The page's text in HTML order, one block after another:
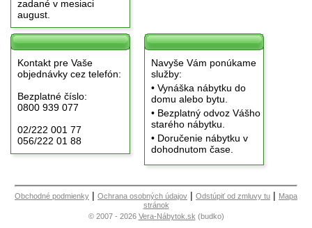
zadané v mesiaci
august.
Kontakt pre Vaše
objednávky cez telefón:
Bezplatné číslo:
0800 939 077
02/222 001 77
056/222 01 88
Navyše Vám ponúkame
služby:
• Vynáška nábytku do
domu alebo bytu.
• Bezplatný odvoz Vášho
starého nábytku.
• Doručenie nábytku v
dohodnutom čase.
Obchodné podmienky | Ochrana osobných údajov | Odstúpiť od zmluvy tu | Mapa
stránok
© 2007 - 2026 Vera-Nábytok.sk (budko)